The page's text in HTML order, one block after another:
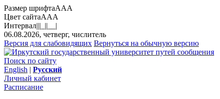
Размер шрифтаAAA
Цвет сайтаAAA
Интервал|||_||__|
06.08.2026, четверг, числитель
Версия для слабовидящих Вернуться на обычную версию
Поиск по сайту
English | Русский
Личный кабинет
Расписание